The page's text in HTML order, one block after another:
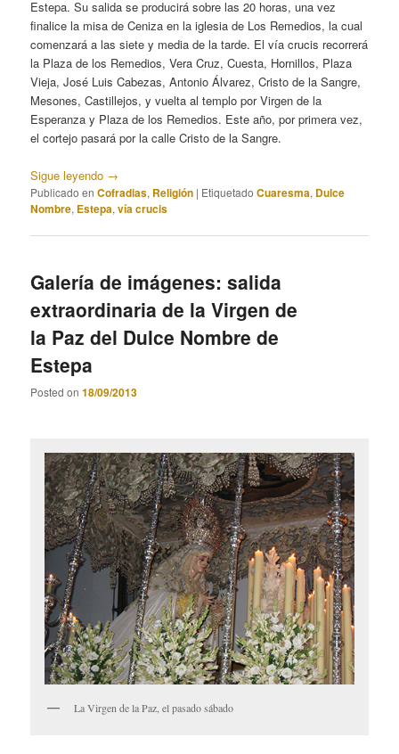
Estepa. Su salida se producirá sobre las 20 horas, una vez
finalice la misa de Ceniza en la iglesia de Los Remedios, la cual
comenzará a las siete y media de la tarde. El vía crucis recorrerá
la Plaza de los Remedios, Vera Cruz, Cuesta, Hornillos, Plaza
Vieja, José Luis Cabezas, Antonio Álvarez, Cristo de la Sangre,
Mesones, Castillejos, y vuelta al templo por Virgen de la
Esperanza y Plaza de los Remedios. Este año, por primera vez,
el cortejo pasará por la calle Cristo de la Sangre.
Sigue leyendo →
Publicado en Cofradias, Religión | Etiquetado Cuaresma, Dulce
Nombre, Estepa,vía crucis
Galería de imágenes: salida
extraordinaria de la Virgen de
la Paz del Dulce Nombre de
Estepa
Posted on18/09/2013
La Virgen de la Paz, el pasado sábado